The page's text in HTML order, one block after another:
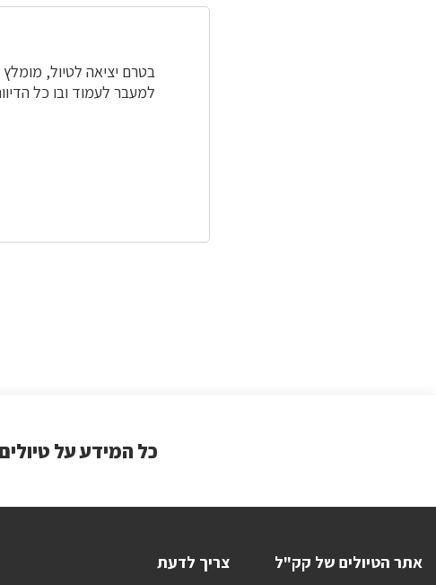
בטרם יציאה לטיול,
למעבר לעמוד ובו כל
כל המידע על
אתר הטיולים של קק"ל צריך לדעת